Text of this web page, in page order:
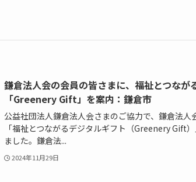
鎌倉法人会の会員の皆さまに、福祉とつなが
「Greenery Gift」を案内：鎌倉市
公益社団法人鎌倉法人会さまのご協力で、鎌倉法人
「福祉とつながるデジタルギフト（Greenery Gift
ました。鎌倉法...
2024年11月29日